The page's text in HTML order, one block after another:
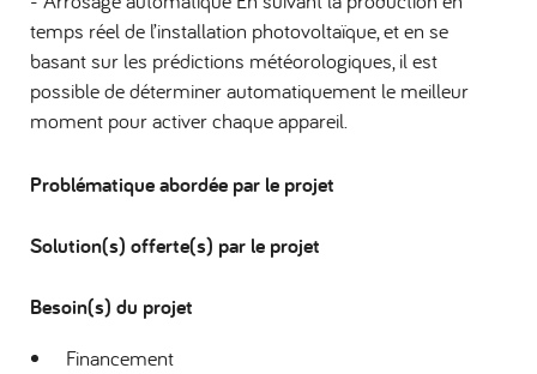
temps réel de l’installation photovoltaïque, et en se
basant sur les prédictions météorologiques, il est
possible de déterminer automatiquement le meilleur
moment pour activer chaque appareil.
Problématique abordée par le projet
Solution(s) offerte(s) par le projet
Besoin(s) du projet
Financement